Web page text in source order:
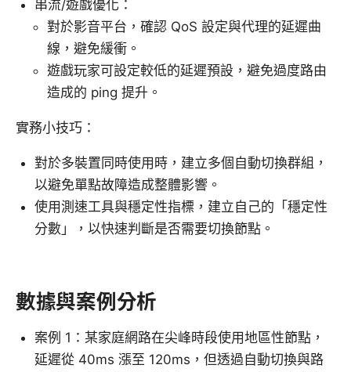
串流/遊戲優化：
對於影音平台，確認 QoS 設定與代理的延遲曲
線，避免緩衝。
遊戲玩家可設定較低的延遲預設，避免過度路由
造成的 ping 提升。
實務小技巧：
對於多裝置同時使用時，建立多個自動切換群組，
以避免單點故障造成整體影響。
使用測速工具與穩定性指標，建立自己的「穩定性
分數」，以快速判斷是否需要切換節點。
數據與案例分析
案例 1：某家庭網路在尖峰時段使用地區性節點，
延遲從 40ms 漲至 120ms，但透過自動切換與路